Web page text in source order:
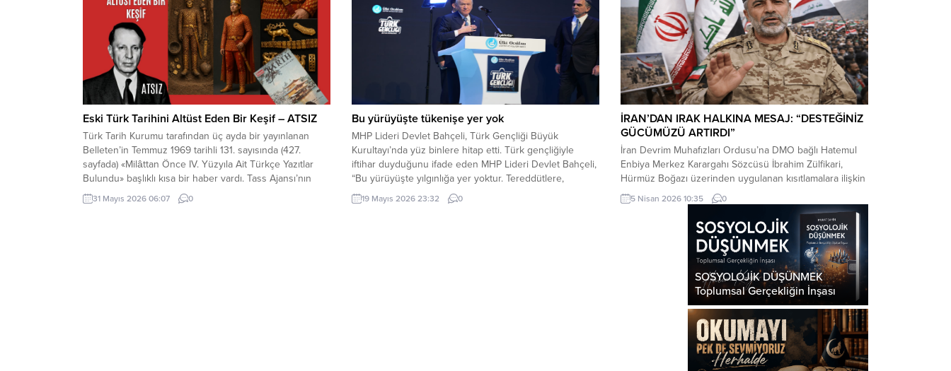
Eski Türk Tarihini Altüst Eden Bir Keşif – ATSIZ
Türk Tarih Kurumu tarafından üç ayda bir yayınlanan
Belleten’in Temmuz 1969 tarihli 131. sayısında (427.
sayfada) «Milâttan Önce IV. Yüzyıla Ait Türkçe Yazıtlar
Bulundu» başlıklı kısa bir haber vardı. Tass Ajansı’nın
Alma Ata kaynaklı bir haberinde, bu yazıtlarda yapılan
incelemelere göre, bunların Milât’tan Önce IV. Yüzyılda
31 Mayıs 2026 06:07 0
Bu yürüyüşte tükenişe yer yok
MHP Lideri Devlet Bahçeli, Türk Gençliği Büyük
Kurultayı’nda yüz binlere hitap etti. Türk gençliğiyle
iftihar duyduğunu ifade eden MHP Lideri Devlet Bahçeli,
“Bu yürüyüşte yılgınlığa yer yoktur. Tereddütlere,
teslimiyete, tükenişe yer yoktur” dedi. MHP Lideri Devlet
Bahçeli, Ülkü Ocakları Eğitim ve Kültür Vakfı Genel
19 Mayıs 2026 23:32 0
İRAN’DAN IRAK HALKINA MESAJ: “DESTEĞİNİZ
GÜCÜMÜZÜ ARTIRDI”
İran Devrim Muhafızları Ordusu’na DMO bağlı Hatemul
Enbiya Merkez Karargahı Sözcüsü İbrahim Zülfikari,
Hürmüz Boğazı üzerinden uygulanan kısıtlamalara ilişkin
yaptığı açıklamada, Irak’ın bu kısıtlamalardan muaf
tutulacağını belirtti.
5 Nisan 2026 10:35 0
SOSYOLOJİK DÜŞÜNMEK
Toplumsal Gerçekliğin İnşası